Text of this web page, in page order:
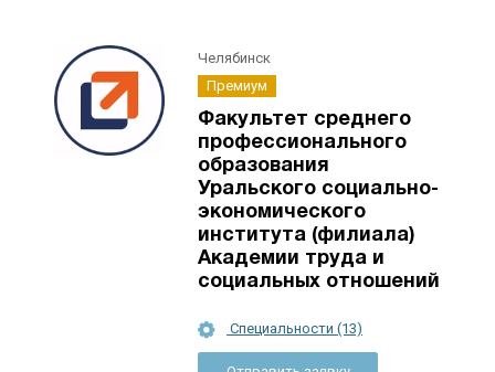
Челябинск
Премиум
Факультет среднего
профессионального
образования
Уральского социально-
экономического
института (филиала)
Академии труда и
социальных отношений
Специальности (13)